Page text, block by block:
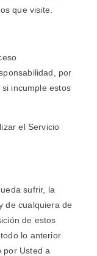
que visite.
por
incumple estos
el Servicio
sufrir, la
de cualquiera de
de estos
lo anterior
por Usted a